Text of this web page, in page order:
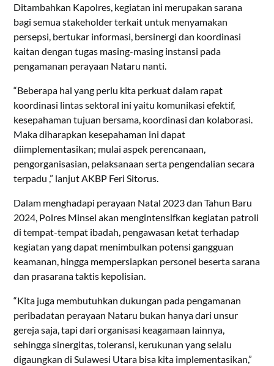
Ditambahkan Kapolres, kegiatan ini merupakan sarana
bagi semua stakeholder terkait untuk menyamakan
persepsi, bertukar informasi, bersinergi dan koordinasi
kaitan dengan tugas masing-masing instansi pada
pengamanan perayaan Nataru nanti.
“Beberapa hal yang perlu kita perkuat dalam rapat
koordinasi lintas sektoral ini yaitu komunikasi efektif,
kesepahaman tujuan bersama, koordinasi dan kolaborasi.
Maka diharapkan kesepahaman ini dapat
diimplementasikan; mulai aspek perencanaan,
pengorganisasian, pelaksanaan serta pengendalian secara
terpadu ,” lanjut AKBP Feri Sitorus.
Dalam menghadapi perayaan Natal 2023 dan Tahun Baru
2024, Polres Minsel akan mengintensifkan kegiatan patroli
di tempat-tempat ibadah, pengawasan ketat terhadap
kegiatan yang dapat menimbulkan potensi gangguan
keamanan, hingga mempersiapkan personel beserta sarana
dan prasarana taktis kepolisian.
“Kita juga membutuhkan dukungan pada pengamanan
peribadatan perayaan Nataru bukan hanya dari unsur
gereja saja, tapi dari organisasi keagamaan lainnya,
sehingga sinergitas, toleransi, kerukunan yang selalu
digaungkan di Sulawesi Utara bisa kita implementasikan,”